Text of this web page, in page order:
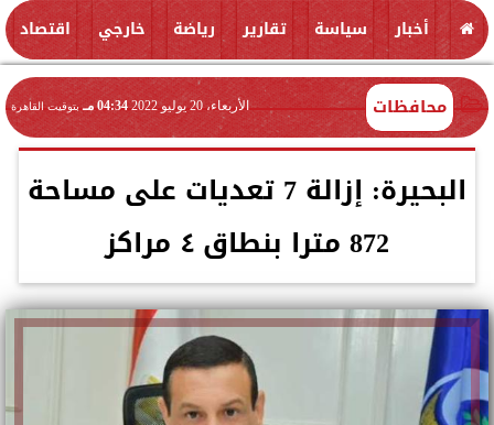
أخبار سياسة تقارير رياضة خارجي اقتصاد
محافظات الأربعاء، 20 يوليو 2022 04:34 مـ بتوقيت القاهرة
البحيرة: إزالة 7 تعديات على مساحة
872 مترا بنطاق ٤ مراكز